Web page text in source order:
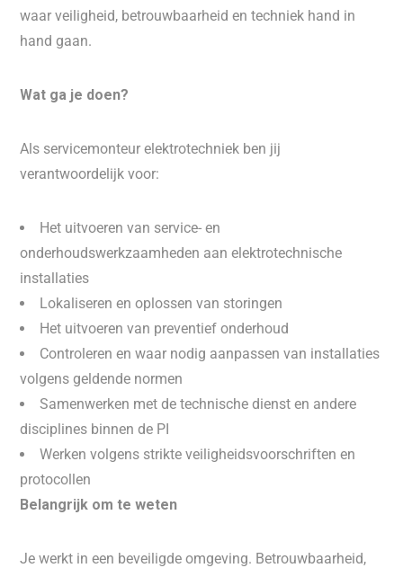
waar veiligheid, betrouwbaarheid en techniek hand in
hand gaan.
Wat ga je doen?
Als servicemonteur elektrotechniek ben jij
verantwoordelijk voor:
Het uitvoeren van service- en
onderhoudswerkzaamheden aan elektrotechnische
installaties
Lokaliseren en oplossen van storingen
Het uitvoeren van preventief onderhoud
Controleren en waar nodig aanpassen van installaties
volgens geldende normen
Samenwerken met de technische dienst en andere
disciplines binnen de PI
Werken volgens strikte veiligheidsvoorschriften en
protocollen
Belangrijk om te weten
Je werkt in een beveiligde omgeving. Betrouwbaarheid,